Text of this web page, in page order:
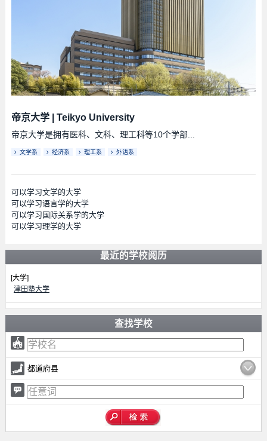
帝京大学| Teikyo University
帝京大学是拥有医科、文科、理工科等10个学部...
文学系 经济系 理工系 外语系
可以学习文学的大学
可以学习语言学的大学
可以学习国际关系学的大学
可以学习理学的大学
最近的学校阅历
[大学]
津田塾大学
查找学校
都道府县